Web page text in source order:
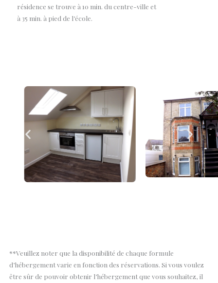
résidence se trouve à 10 min. du centre-ville et
à 35 min. à pied de l’école.
**Veuillez noter que la disponibilité de chaque formule
d’hébergement varie en fonction des réservations. Si vous voulez
être sûr de pouvoir obtenir l’hébergement que vous souhaitez, il